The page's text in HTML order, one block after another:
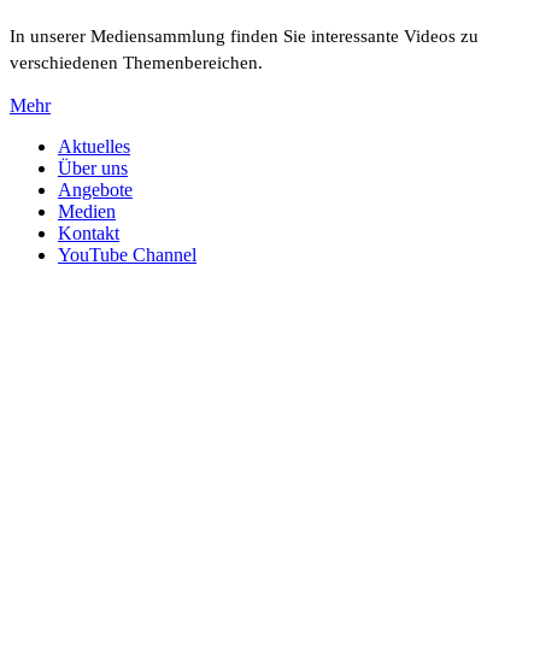
In unserer Mediensammlung finden Sie interessante Videos zu
verschiedenen Themenbereichen.
Mehr
Aktuelles
Über uns
Angebote
Medien
Kontakt
YouTube Channel